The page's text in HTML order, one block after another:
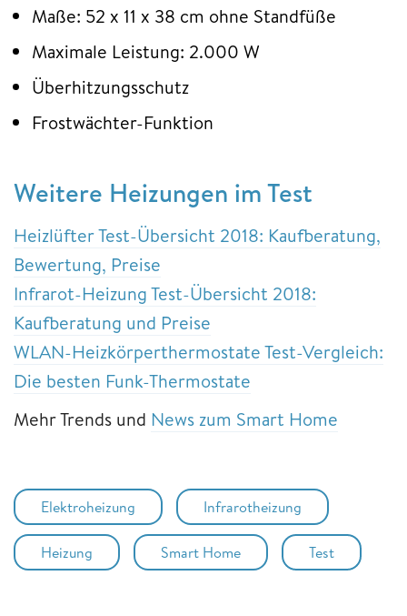
Maße: 52 x 11 x 38 cm ohne Standfüße
Maximale Leistung: 2.000 W
Überhitzungsschutz
Frostwächter-Funktion
Weitere Heizungen im Test
Heizlüfter Test-Übersicht 2018: Kaufberatung,
Bewertung, Preise
Infrarot-Heizung Test-Übersicht 2018:
Kaufberatung und Preise
WLAN-Heizkörperthermostate Test-Vergleich:
Die besten Funk-Thermostate
Mehr Trends und News zum Smart Home
Elektroheizung Infrarotheizung
Heizung Smart Home Test